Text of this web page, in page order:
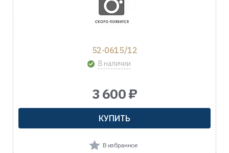
52-0615/12
В наличии
3 600 ₽
КУПИТЬ
В избранное